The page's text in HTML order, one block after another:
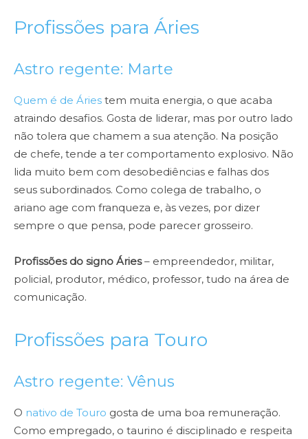
Profissões para Áries
Astro regente: Marte
Quem é de Áries tem muita energia, o que acaba
atraindo desafios. Gosta de liderar, mas por outro lado
não tolera que chamem a sua atenção. Na posição
de chefe, tende a ter comportamento explosivo. Não
lida muito bem com desobediências e falhas dos
seus subordinados. Como colega de trabalho, o
ariano age com franqueza e, às vezes, por dizer
sempre o que pensa, pode parecer grosseiro.
Profissões do signo Áries– empreendedor, militar,
policial, produtor, médico, professor, tudo na área de
comunicação.
Profissões para Touro
Astro regente: Vênus
O nativo de Touro gosta de uma boa remuneração.
Como empregado, o taurino é disciplinado e respeita